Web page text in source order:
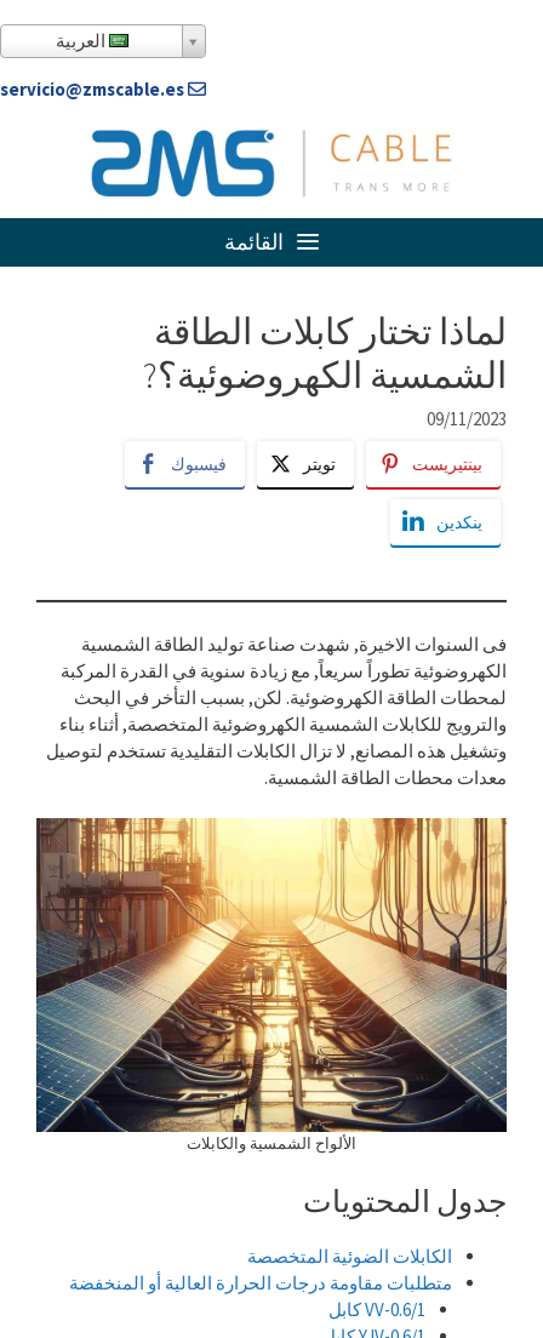
العربية
servicio@zmscable.es
القائمة
لماذا تختار كابلات الطاقة
الشمسية الكهروضوئية؟?
09/11/2023
فيسبوك تويتر بينتيريست
ينكدين
فى السنوات الاخيرة, شهدت صناعة توليد الطاقة الشمسية
الكهروضوئية تطوراً سريعاً, مع زيادة سنوية في القدرة المركبة
لمحطات الطاقة الكهروضوئية. لكن, بسبب التأخر في البحث
والترويج للكابلات الشمسية الكهروضوئية المتخصصة, أثناء بناء
وتشغيل هذه المصانع, لا تزال الكابلات التقليدية تستخدم لتوصيل
معدات محطات الطاقة الشمسية.
الألواح الشمسية والكابلات
جدول المحتويات
الكابلات الضوئية المتخصصة
متطلبات مقاومة درجات الحرارة العالية أو المنخفضة
VV-0.6/1 كابل